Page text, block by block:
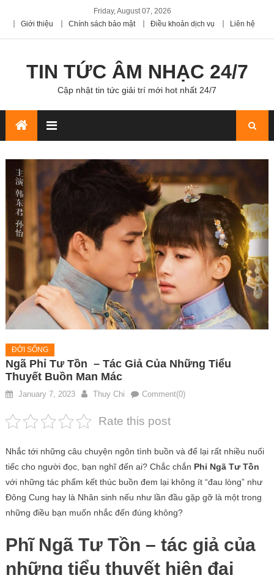
Friday, August 07, 2026
Giới thiệu
Chính sách bảo mật Điều khoản dịch vụ Liên hệ
TIN TỨC ÂM NHẠC 24/7
Cập nhật tin tức giải trí mới hot nhất 24/7
ĐỜI SỐNG
Ngã Phỉ Tư Tồn – Tác Giả Của Những Tiểu
Thuyết Buồn Man Mác
January 7, 2023 Thuy Chi Comment(0)
Rate this post
Nhắc tới những câu chuyện ngôn tình buồn và để lại rất nhiều nuối
tiếc cho người đọc, bạn nghĩ đến ai? Chắc chắn Phỉ Ngã Tư Tồn
với những tác phẩm kết thúc buồn đem lại không ít “đau lòng” như
Đông Cung hay là Nhân sinh nếu như lần đầu gặp gỡ là một trong
những điều bạn muốn nhắc đến đúng không?
Phĩ Ngã Tư Tồn – tác giả của
những tiểu thuyết hiện đại